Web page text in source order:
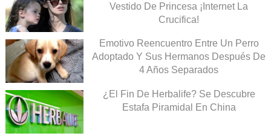
Vestido De Princesa ¡Internet La
Crucifica!
Emotivo Reencuentro Entre Un Perro
Adoptado Y Sus Hermanos Después De
4 Años Separados
¿El Fin De Herbalife? Se Descubre
Estafa Piramidal En China